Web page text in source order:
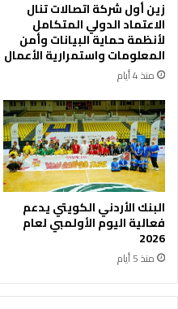
ر
ب
د
ب
و
ت
ع
ز
ي
ز
د
و
ر
ه
م
ف
ي
إ
ا
زين أول شركة اتصالات تنال
الاعتماد الدولي المتكامل
لأنظمة حماية البيانات وأمن
المعلومات واستمرارية الأعمال
منذ 4 أيام
البنك الأردني الكويتي يدعم
فعالية اليوم الأولمبي لعام
2026
منذ 5 أيام